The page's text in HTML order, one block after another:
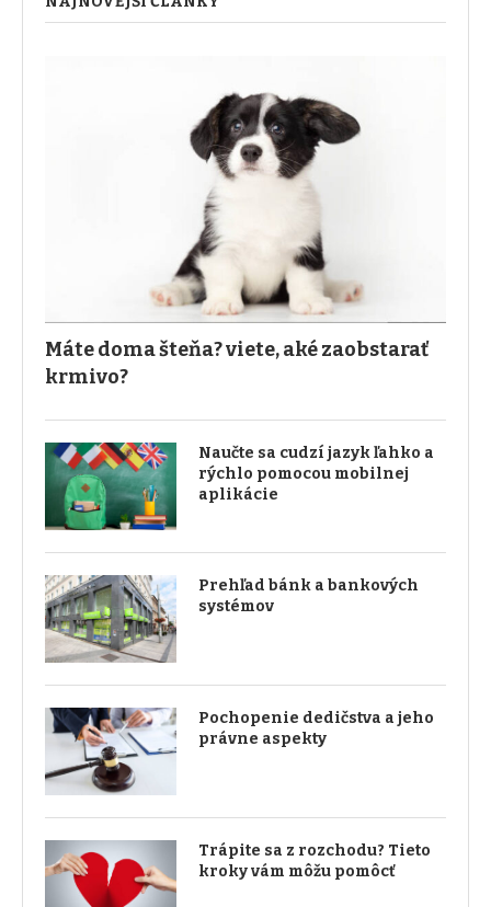
Máte doma šteňa? viete, aké zaobstarať
krmivo?
Naučte sa cudzí jazyk ľahko a
rýchlo pomocou mobilnej
aplikácie
Prehľad bánk a bankových
systémov
Pochopenie dedičstva a jeho
právne aspekty
Trápite sa z rozchodu? Tieto
kroky vám môžu pomôcť